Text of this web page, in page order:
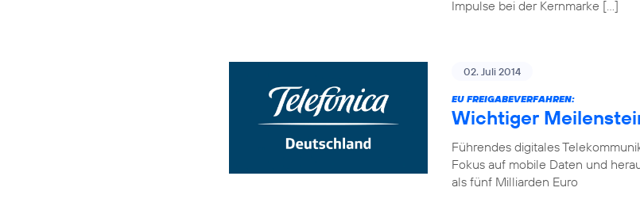
Impulse bei der Kernmarke […]
02. Juli 2014
EU FREIGABEVERFAHREN:
Wichtiger
Führendes digitales
Fokus auf mobile Daten und
als fünf Milliarden Euro